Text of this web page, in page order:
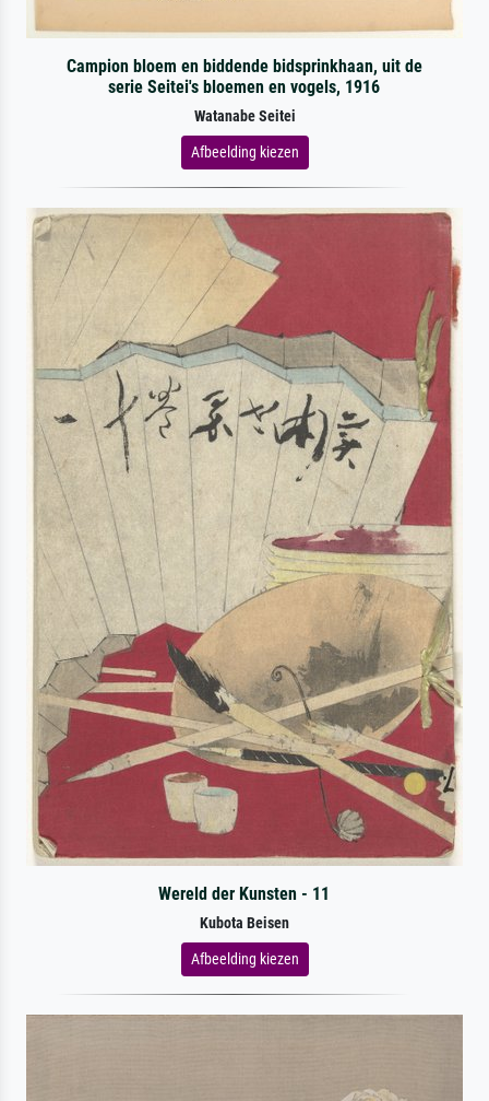
Campion bloem en biddende bidsprinkhaan, uit de
serie Seitei's bloemen en vogels, 1916
Watanabe Seitei
Afbeelding kiezen
Wereld der Kunsten - 11
Kubota Beisen
Afbeelding kiezen